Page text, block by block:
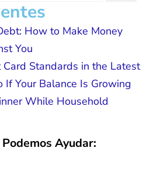
How to Make Money
You
Standards in the Latest
Your Balance Is Growing
While Household
Ayudar: